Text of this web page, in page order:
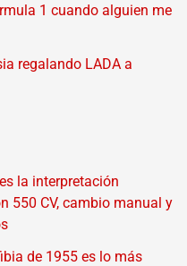
1 cuando alguien me
regalando LADA a
la interpretación
550 CV, cambio manual y
de 1955 es lo más